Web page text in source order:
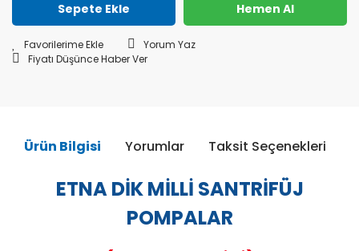
Sepete Ekle Hemen Al
Yorum Yaz
Fiyatı Düşünce Haber Ver
Ürün Bilgisi Yorumlar Taksit Seçenekleri
ETNA DİK MİLLİ SANTRİFÜJ
POMPALAR